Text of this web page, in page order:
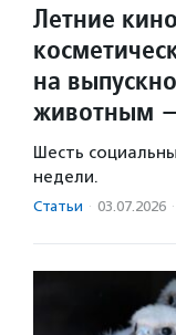
Летние
на
животным
Шесть
недели.
Статьи · 03.07.2026 ·